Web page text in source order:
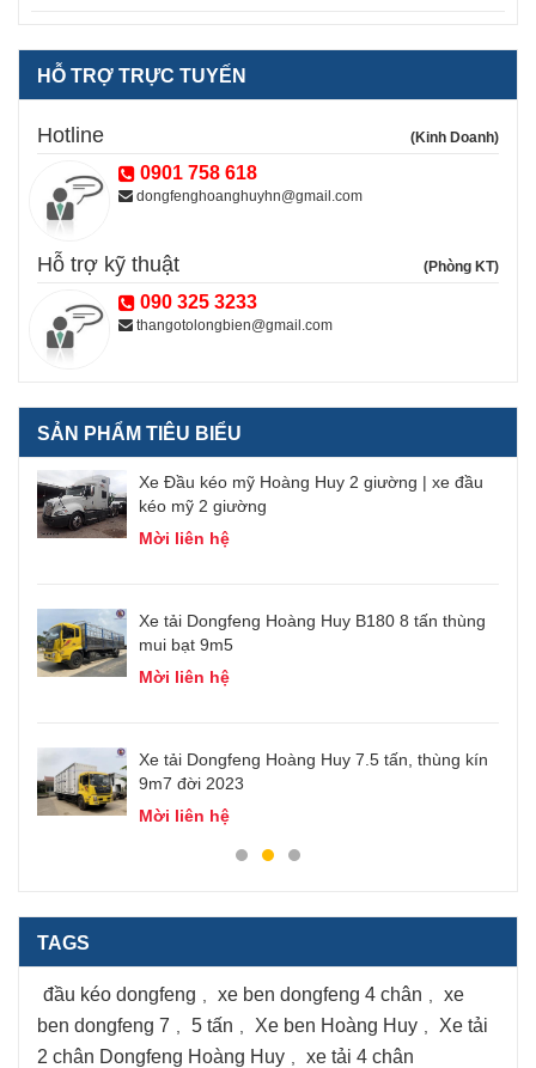
HỖ TRỢ TRỰC TUYẾN
Hotline (Kinh Doanh)
0901 758 618
dongfenghoanghuyhn@gmail.com
Hỗ trợ kỹ thuật (Phòng KT)
090 325 3233
thangotolongbien@gmail.com
SẢN PHẨM TIÊU BIỂU
Xe Đầu kéo mỹ Hoàng Huy 2 giường | xe đầu
kéo mỹ 2 giường
Mời liên hệ
Xe tải Dongfeng Hoàng Huy B180 8 tấn thùng
mui bạt 9m5
Mời liên hệ
Xe tải Dongfeng Hoàng Huy 7.5 tấn, thùng kín
9m7 đời 2023
Mời liên hệ
TAGS
đầu kéo dongfeng , xe ben dongfeng 4 chân ,
xe
ben dongfeng 7 , 5 tấn , Xe ben Hoàng Huy ,
Xe tải
2 chân Dongfeng Hoàng Huy ,
xe tải 4 chân